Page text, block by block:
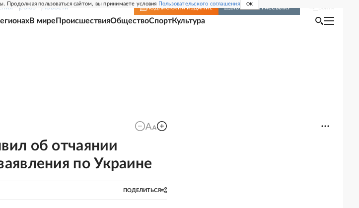
Продолжая пользоваться сайтом, вы принимаете условия Пользовательского соглашения OK
СОЮЗ НОВОСТИ ПОДПИСКА НА ИЗДАНИЕ ВКЛЮЧИТЬ РАССЫЛКУ
В мире ПроисшествияОбществоСпортКультура
об отчаянии
по Украине
ПОДЕЛИТЬСЯ